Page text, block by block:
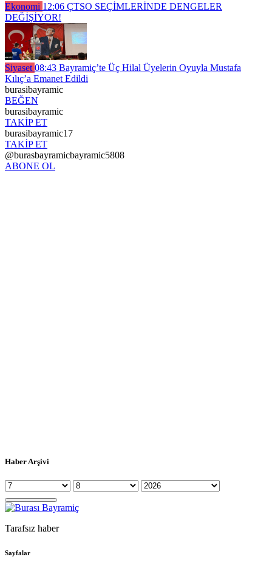
Ekonomi 12:06 ÇTSO SEÇİMLERİNDE DENGELER
DEĞİŞİYOR!
Siyaset 08:43 Bayramiç’te Üç Hilal Üyelerin Oyuyla Mustafa
Kılıç’a Emanet Edildi
burasibayramic
BEĞEN
burasibayramic
TAKİP ET
burasibayramic17
TAKİP ET
@burasbayramicbayramic5808
ABONE OL
Haber Arşivi
Tarafsız haber
Sayfalar